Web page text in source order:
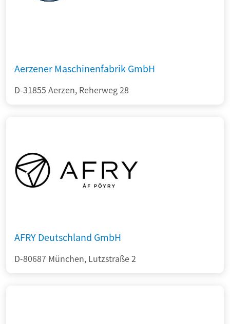
Aerzener Maschinenfabrik GmbH
D-31855 Aerzen, Reherweg 28
AFRY Deutschland GmbH
D-80687 München, Lutzstraße 2